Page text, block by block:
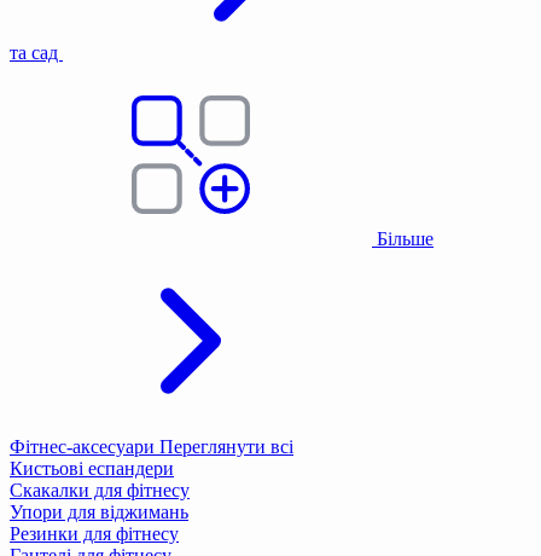
та сад
Більше
Фітнес-аксесуари Переглянути всі
Кистьові еспандери
Скакалки для фітнесу
Упори для віджимань
Резинки для фітнесу